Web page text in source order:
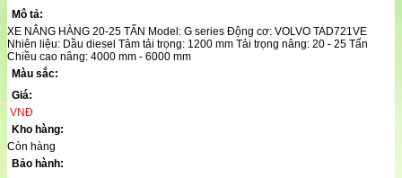
Mô tả:
XE NÂNG HÀNG 20-25 TẤN Model: G series Động cơ: VOLVO TAD721VE
Nhiên liệu: Dầu diesel Tâm tải trọng: 1200 mm Tải trọng nâng: 20 - 25 Tấn
Chiều cao nâng: 4000 mm - 6000 mm
Màu sắc:
Giá:
VNĐ
Kho hàng:
Còn hàng
Bảo hành: